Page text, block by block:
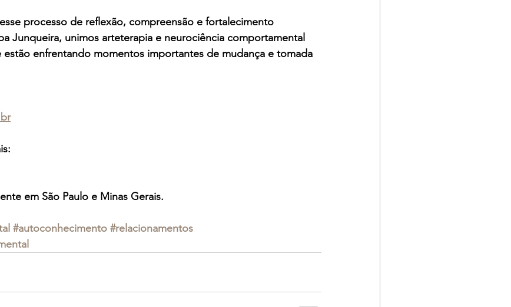
processo de reflexão, compreensão e fortalecimento
Junqueira, unimos arteterapia e neurociência comportamental
estão enfrentando momentos importantes de mudança e tomada
em São Paulo e Minas Gerais.
#autoconhecimento #relacionamentos